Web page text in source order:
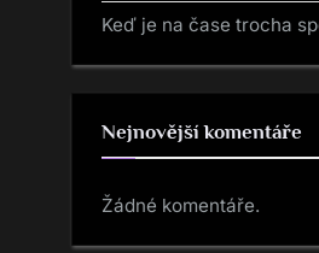
Keď je na čase trocha
Nejnovější komentáře
Žádné komentáře.